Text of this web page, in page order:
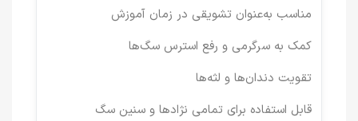
مناسب به‌عنوان تشویقی در زمان آموزش
کمک به سرگرمی و رفع استرس سگ‌ها
تقویت دندان‌ها و لثه‌ها
قابل استفاده برای تمامی نژادها و سنین سگ